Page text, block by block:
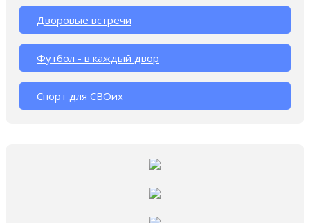
Дворовые встречи
Футбол - в каждый двор
Спорт для СВОих